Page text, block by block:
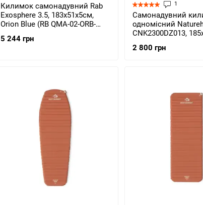
Килимок самонадувний Rab
Exosphere 3.5, 183x51x5см,
Orion Blue (RB QMA-02-ORB-
5 244 грн
1
Самонадувний
одномісний
CNK2300DZ013,
2 800 грн